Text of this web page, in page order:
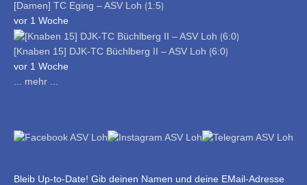
[Damen] TC Eging – ASV Loh ⟮1:5⟯
vor 1 Woche
[Knaben 15] DJK-TC Büchlberg II – ASV Loh ⟮6:0⟯
vor 1 Woche
... mehr ...
Bleib Up-to-Date! Gib deinen Namen und deine EMail-Adresse